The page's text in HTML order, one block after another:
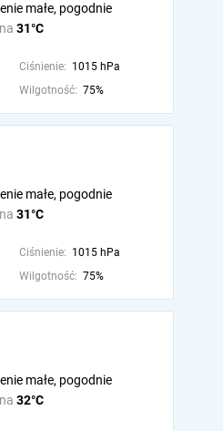
31°C
małe, pogodnie
Ciśnienie: 1015 hPa
Wilgotność: 75%
31°C
małe, pogodnie
Ciśnienie: 1015 hPa
Wilgotność: 75%
32°C
małe, pogodnie